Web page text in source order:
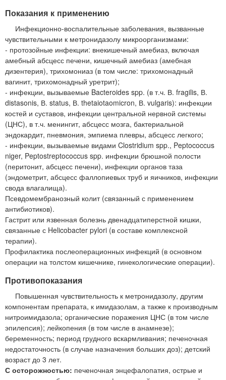
Показания к применению
Инфекционно-воспалительные заболевания, вызванные
чувствительными к метронидазолу микроорганизмами:
- протозойные инфекции: внекишечный амебиаз, включая
амебный абсцесс печени, кишечный амебиаз (амебная
дизентерия), трихомониаз (в том числе: трихомонадный
вагинит, трихомонадный уретрит);
- инфекции, вызываемые Bacteroides spp. (в т.ч. В. fragilis, В.
distasonis, В. status, В. thetaiotaomicron, В. vulgaris): инфекции
костей и суставов, инфекции центральной нервной системы
(ЦНС), в т.ч. менингит, абсцесс мозга, бактериальной
эндокардит, пневмония, эмпиема плевры, абсцесс легкого;
- инфекции, вызываемые видами Clostridium spp., Peptococcus
niger, Peptostreptococcus spp. инфекции брюшной полости
(перитонит, абсцесс печени), инфекции органов таза
(эндометрит, абсцесс фаллопиевых труб и яичников, инфекции
свода влагалища).
Псевдомембранозный колит (связанный с применением
антибиотиков).
Гастрит или язвенная болезнь двенадцатиперстной кишки,
связанные с Helicobacter pylori (в составе комплексной
терапии).
Профилактика послеоперационных инфекций (в основном
операции на толстом кишечнике, гинекологические операции).
Противопоказания
Повышенная чувствительность к метронидазолу, другим
компонентам препарата, к имидазолам, а также к производным
нитроимидазола; органические поражения ЦНС (в том числе
эпилепсия); лейкопения (в том числе в анамнезе);
беременность; период грудного вскармливания; печеночная
недостаточность (в случае назначения больших доз); детский
возраст до 3 лет.
С осторожностью: печеночная энцефалопатия, острые и